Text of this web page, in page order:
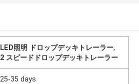
LED照明 ドロップデッキトレーラー,
2 スピードドロップデッキトレーラー
25-35 days